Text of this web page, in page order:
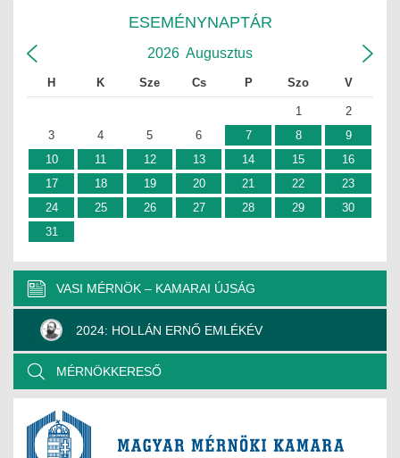
ESEMÉNYNAPTÁR
2026 Augusztus
H K Sze Cs P Szo V
1
2
3
4 5 6 7 8
9
10
11 12 13 14 15
16
17
18 19 20 21 22
23
24
25 26 27 28 29
30
31
VASI MÉRNÖK – KAMARAI ÚJSÁG
2024: HOLLÁN ERNŐ EMLÉKÉV
MÉRNÖKKERESŐ